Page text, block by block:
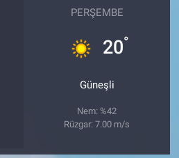
PERŞEMBE
20°
Güneşli
Nem: %42
Rüzgar: 7.00 m/s